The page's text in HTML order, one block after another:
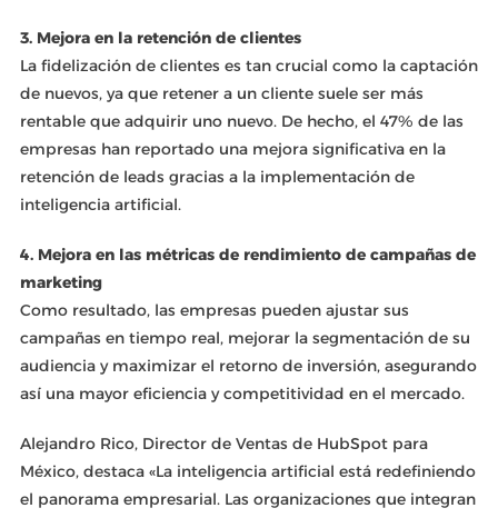
3. Mejora en la retención de clientes
La fidelización de clientes es tan crucial como la captación
de nuevos, ya que retener a un cliente suele ser más
rentable que adquirir uno nuevo. De hecho, el 47% de las
empresas han reportado una mejora significativa en la
retención de leads gracias a la implementación de
inteligencia artificial.
4. Mejora en las métricas de rendimiento de campañas de
marketing
Como resultado, las empresas pueden ajustar sus
campañas en tiempo real, mejorar la segmentación de su
audiencia y maximizar el retorno de inversión, asegurando
así una mayor eficiencia y competitividad en el mercado.
Alejandro Rico, Director de Ventas de HubSpot para
México, destaca «La inteligencia artificial está redefiniendo
el panorama empresarial. Las organizaciones que integran